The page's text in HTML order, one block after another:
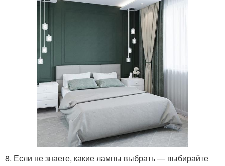
8. Если не знаете, какие лампы выбрать — выбирайте